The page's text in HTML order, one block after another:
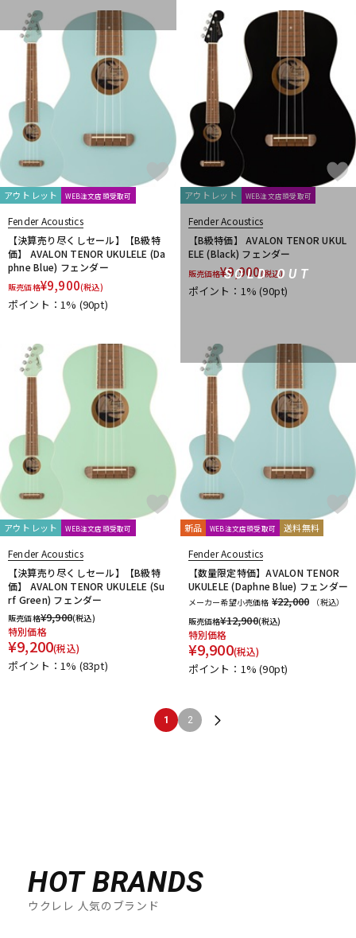
アウトレット WEB注文店頭受取可
Fender Acoustics
【決算売り尽くしセール】【B級特
価】 AVALON TENOR UKULELE (Da
phne Blue) フェンダー
販売価格¥9,900(税込)
ポイント：1% (90pt)
SOLD OUT
アウトレット WEB注文店頭受取可
Fender Acoustics
【B級特価】 AVALON TENOR UKUL
ELE (Black) フェンダー
販売価格¥9,900(税込)
ポイント：1%(90pt)
アウトレット WEB注文店頭受取可
Fender Acoustics
【決算売り尽くしセール】【B級特
価】 AVALON TENOR UKULELE (Su
rf Green) フェンダー
販売価格¥9,900(税込)
特別価格
¥9,200(税込)
ポイント：1% (83pt)
新品 WEB注文店頭受取可 送料無料
Fender Acoustics
【数量限定特価】AVALON TENOR
UKULELE (Daphne Blue) フェンダー
メーカー希望小売価格 ¥22,000
（税込）
販売価格¥12,900(税込)
特別価格
¥9,900(税込)
ポイント：1%(90pt)
1 2
HOT BRANDS
ウクレレ 人気のブランド